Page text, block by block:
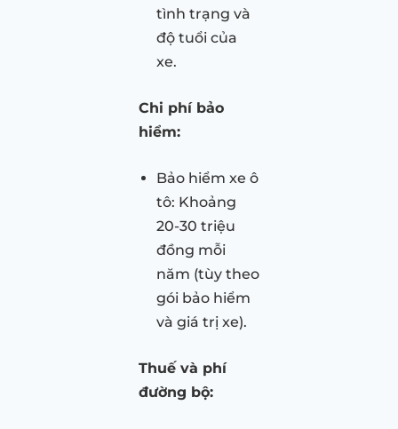
tình trạng và
độ tuổi của
xe.
Chi phí bảo
hiểm:
Bảo hiểm xe ô
tô: Khoảng
20-30 triệu
đồng mỗi
năm (tùy theo
gói bảo hiểm
và giá trị xe).
Thuế và phí
đường bộ: